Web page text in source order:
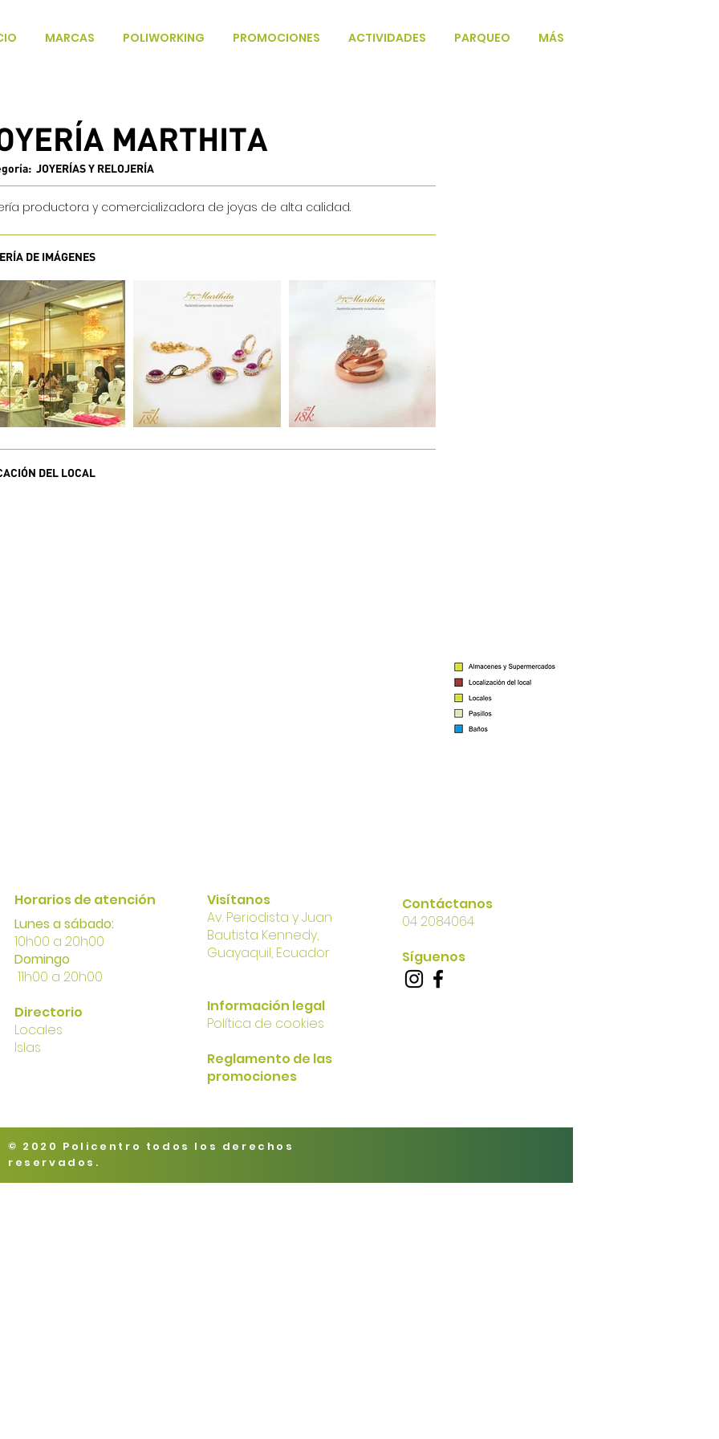
MARCAS POLIWORKING PROMOCIONES ACTIVIDADES PARQUEO MÁS
MARTHITA
JOYERÍAS Y RELOJERÍA
productora y comercializadora de joyas de alta calidad.
DE IMÁGENES
DEL LOCAL
Horarios de atención
Lunes a sábado:
10h00 a 20h00
Domingo
11h00 a 20h00
Directorio
Locales
Islas
Visítanos
Av. Periodista y Juan
Bautista Kennedy,
Guayaquil, Ecuador
Información legal
Política de cookies
Reglamento de las
promociones
Contáctanos
04 2084064
Síguenos
© 2020 Policentro todos los derechos
reservados.